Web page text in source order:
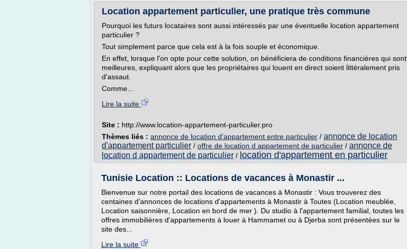
Location appartement particulier, une pratique très commune
Pourquoi les futurs locataires sont aussi intéressés par une éventuelle location appartement
particulier ?
Tout simplement parce que cela est à la fois souple et économique.
En effet, lorsque l'on opte pour cette solution, on bénéficiera de conditions financières qui sont
meilleures, expliquant alors que les propriétaires qui louent en direct soient littéralement pris
d'assaut.
Comme...
Lire la suite
Site : http://www.location-appartement-particulier.pro
Thèmes liés : annonce de location d'appartement entre particulier / annonce de location
d'appartement particulier / offre de location d appartement de particulier / annonce de
location d appartement de particulier / location d'appartement en particulier
Tunisie Location :: Locations de vacances à Monastir ...
Bienvenue sur notre portail des locations de vacances à Monastir : Vous trouverez des
centaines d'annonces de locations d'appartements à Monastir à Toutes (Location meublée,
Location saisonnière, Location en bord de mer ). Du studio à l'appartement familial, toutes les
offres immobilières d'appartements à louer à Hammamet ou à Djerba sont présentées sur le
site des...
Lire la suite